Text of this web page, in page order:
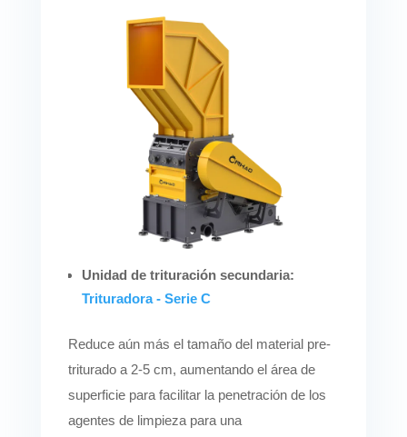
Unidad de trituración secundaria:
Trituradora - Serie C
Reduce aún más el tamaño del material pre-
triturado a 2-5 cm, aumentando el área de
superficie para facilitar la penetración de los
agentes de limpieza para una